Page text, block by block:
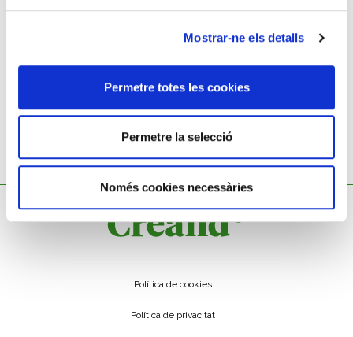
Mostrar-ne els detalls
Permetre totes les cookies
Permetre la selecció
Només cookies necessàries
Política de cookies
Política de privacitat